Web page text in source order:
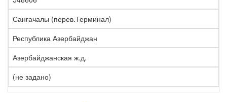
Сангачалы (перев.Терминал)
Республика Азербайджан
Азербайджанская ж.д.
(не задано)